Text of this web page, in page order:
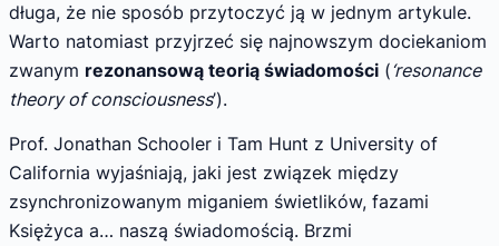
długa, że nie sposób przytoczyć ją w jednym artykule.
Warto natomiast przyjrzeć się najnowszym dociekaniom
zwanym rezonansową teorią świadomości (‘resonance
theory of consciousness’).
Prof. Jonathan Schooler i Tam Hunt z University of
California wyjaśniają, jaki jest związek między
zsynchronizowanym miganiem świetlików, fazami
Księżyca a… naszą świadomością. Brzmi